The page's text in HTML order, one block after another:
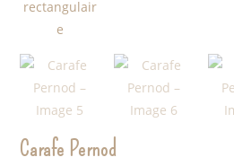
Carafe Pernod